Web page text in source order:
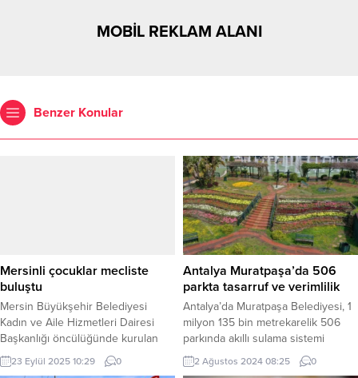
MOBİL REKLAM ALANI
Benzer Konular
Mersinli çocuklar mecliste
buluştu
Mersin Büyükşehir Belediyesi
Kadın ve Aile Hizmetleri Dairesi
Başkanlığı öncülüğünde kurulan
Çocuk Meclisi’nin, 2025 yılı Eylül
Ayı Toplantısı gerçekleştirildi.
23 Eylül 2025 10:29 0
Antalya Muratpaşa’da 506
parkta tasarruf ve verimlilik
Antalya’da Muratpaşa Belediyesi, 1
milyon 135 bin metrekarelik 506
parkında akıllı sulama sistemi
kurarak, enerji, su, emek ve zaman
tasarrufu sağladı. Bu projeyle
2 Ağustos 2024 08:25 0